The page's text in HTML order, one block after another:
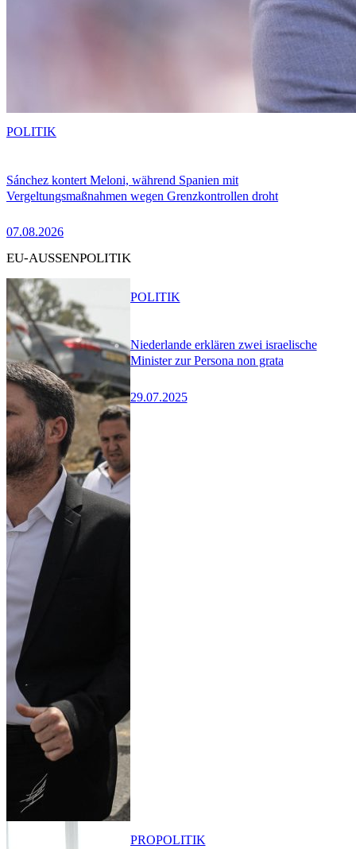
Sánchez kontert Meloni, während Spanien mit
Vergeltungsmaßnahmen wegen Grenzkontrollen droht
07.08.2026
POLITIK
EU-AUSSENPOLITIK
Niederlande erklären zwei israelische
Minister zur Persona non grata
29.07.2025
POLITIK
PROPOLITIK